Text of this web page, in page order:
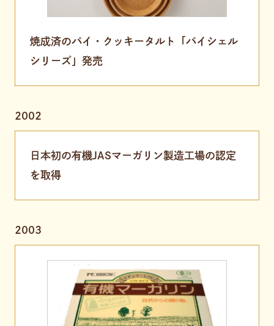
焼成済のパイ・クッキータルト「パイシェル
シリーズ」発売
2002
日本初の有機JASマーガリン製造工場の認定
を取得
2003